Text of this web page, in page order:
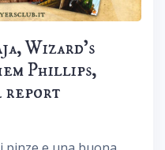
Wizard’s
Phillips,
report